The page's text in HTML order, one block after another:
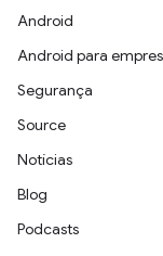
Android
Android para
Segurança
Source
Notícias
Blog
Podcasts